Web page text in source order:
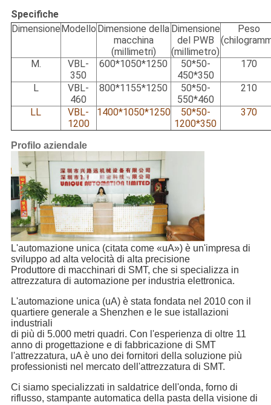
Specifiche
Dimensione Modello Dimensione della
macchina
(millimetri)
Dimensione
del PWB
(millimetro)
Peso
M.
VBL-
350
600*1050*1250
50*50-
450*350
170
L
VBL-
460
800*1155*1250
50*50-
550*460
210
LL
VBL-
1200
1400*1050*1250
50*50-
1200*350
370
Profilo aziendale
L'automazione unica (citata come «uA») è un'impresa di
sviluppo ad alta velocità di alta precisione
Produttore di macchinari di SMT, che si specializza in
attrezzatura di automazione per industria elettronica.
L'automazione unica (uA) è stata fondata nel 2010 con il
quartiere generale a Shenzhen e le sue istallazioni
industriali
di più di 5.000 metri quadri. Con l'esperienza di oltre 11
anno di progettazione e di fabbricazione di SMT
l'attrezzatura, uA è uno dei fornitori della soluzione più
professionisti nel mercato dell'attrezzatura di SMT.
Ci siamo specializzati in saldatrice dell'onda, forno di
riflusso, stampante automatica della pasta della visione di